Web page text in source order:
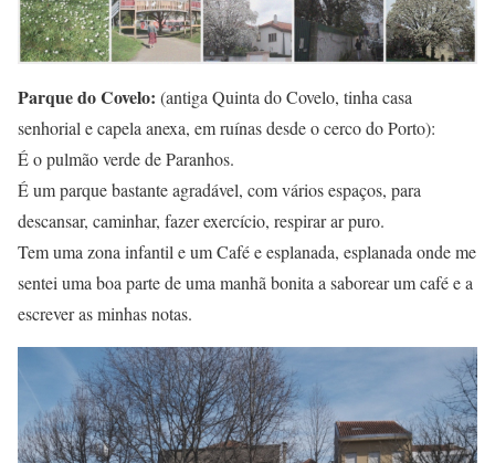
Parque do Covelo: (antiga Quinta do Covelo, tinha casa
senhorial e capela anexa, em ruínas desde o cerco do Porto):
É o pulmão verde de Paranhos.
É um parque bastante agradável, com vários espaços, para
descansar, caminhar, fazer exercício, respirar ar puro.
Tem uma zona infantil e um Café e esplanada, esplanada onde me
sentei uma boa parte de uma manhã bonita a saborear um café e a
escrever as minhas notas.